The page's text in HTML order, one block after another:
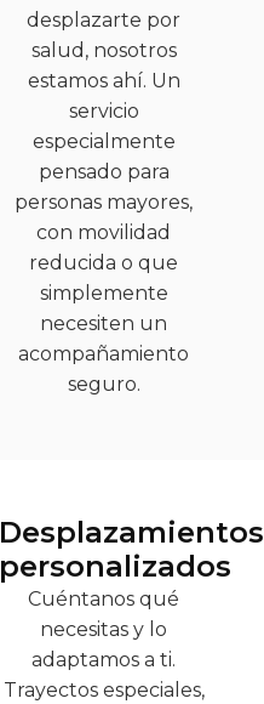
desplazarte por
salud, nosotros
estamos ahí. Un
servicio
especialmente
pensado para
personas mayores,
con movilidad
reducida o que
simplemente
necesiten un
acompañamiento
seguro.
Desplazamientos
personalizados
Cuéntanos qué
necesitas y lo
adaptamos a ti.
Trayectos especiales,